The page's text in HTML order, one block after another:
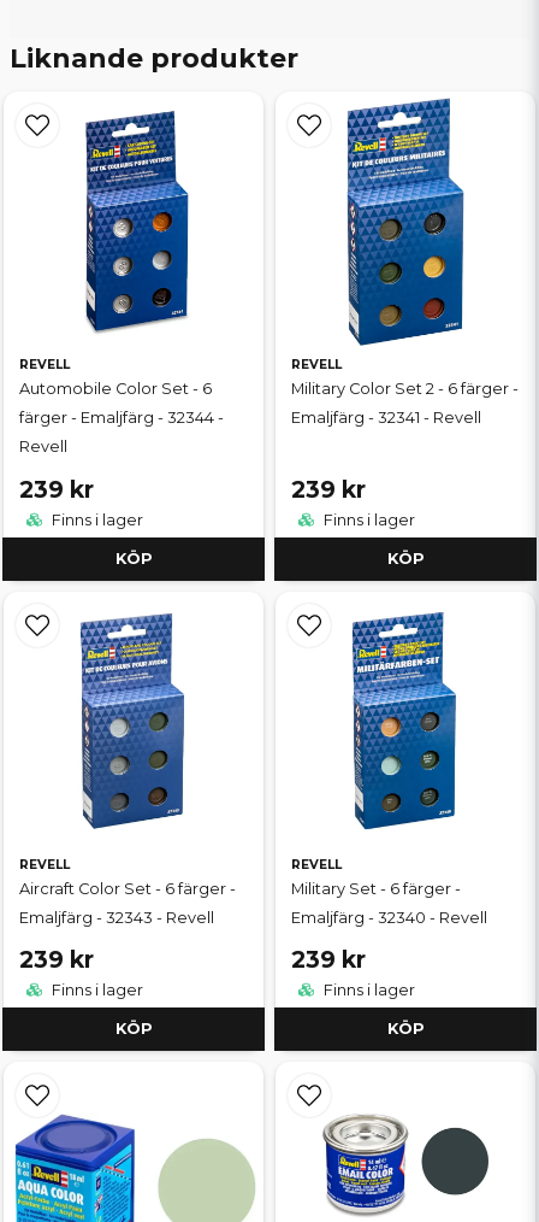
Liknande produkter
REVELL
Automobile Color Set - 6
färger - Emaljfärg - 32344 -
Revell
239 kr
Finns i lager
KÖP
REVELL
Military Color Set 2 - 6 färger -
Emaljfärg - 32341 - Revell
239 kr
Finns i lager
KÖP
REVELL
Aircraft Color Set - 6 färger -
Emaljfärg - 32343 - Revell
239 kr
Finns i lager
KÖP
REVELL
Military Set - 6 färger -
Emaljfärg - 32340 - Revell
239 kr
Finns i lager
KÖP